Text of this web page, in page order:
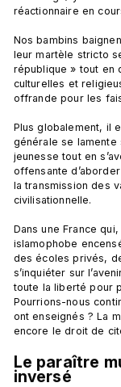
réactionnaire en
Nos bambins
leur martèle stricto
république » tout en
culturelles et
offrande pour les
Plus globalement, il
générale se lamente
jeunesse tout en
offensante
la transmission des
civilisationnelle.
Dans une France
islamophobe
des écoles privés,
s’inquiéter sur
toute la liberté pour
Pourrions-nous
ont enseignés ? La
Le paraître
inversé